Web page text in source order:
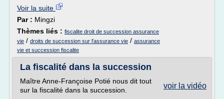
Voir la suite
Par : Mingzi
Thèmes liés : fiscalite droit de succession assurance
vie / droits de succession sur l'assurance vie / assurance
vie et succession fiscalite
La fiscalité dans la succession
voir la vidéo
Maître Anne-Françoise Potié nous dit tout
sur la fiscalité dans la succession.